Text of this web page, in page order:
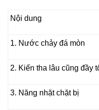
Nội dung
1. Nước chảy đá mòn
2. Kiến tha lâu cũng đầy
3. Năng nhặt chặt bị